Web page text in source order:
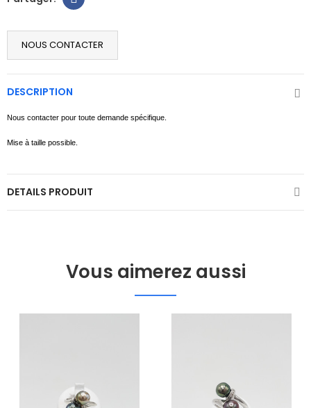
NOUS CONTACTER
DESCRIPTION
Nous contacter pour toute demande spécifique.
Mise à taille possible.
DETAILS PRODUIT
Vous aimerez aussi